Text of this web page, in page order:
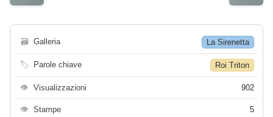
🗃 Galleria La Sirenetta
🏷 Parole chiave Roi Triton
👁 Visualizzazioni 902
👁 Stampe 5